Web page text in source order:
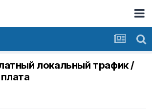
локальный трафик /